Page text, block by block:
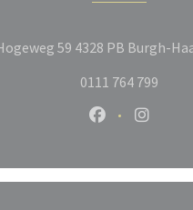
59 4328 PB Burgh-
0111 764 799
Facebook ((